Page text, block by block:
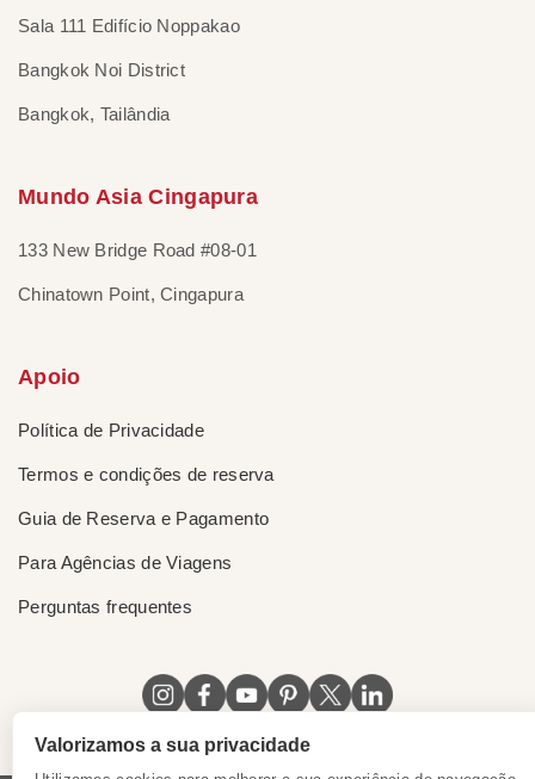
Sala 111 Edifício Noppakao
Bangkok Noi District
Bangkok, Tailândia
Mundo Asia Cingapura
133 New Bridge Road #08-01
Chinatown Point, Cingapura
Apoio
Política de Privacidade
Termos e condições de reserva
Guia de Reserva e Pagamento
Para Agências de Viagens
Perguntas frequentes
Valorizamos a sua privacidade